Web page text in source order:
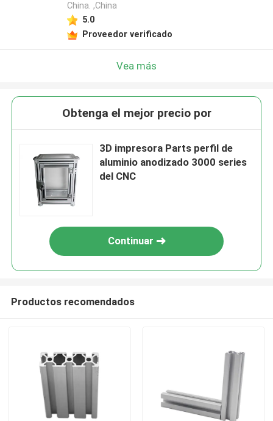
China. ,China
5.0
Proveedor verificado
Vea más
Obtenga el mejor precio por
3D impresora Parts perfil de
aluminio anodizado 3000 series
del CNC
Continuar
Productos recomendados